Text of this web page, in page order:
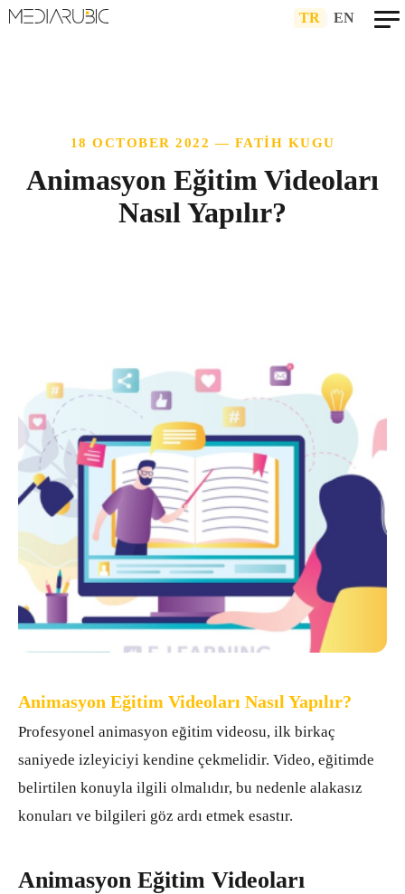
TR EN
18 OCTOBER 2022 — FATIH KUGU
Animasyon Eğitim Videoları
Nasıl Yapılır?
Animasyon Eğitim Videoları Nasıl Yapılır?
Animasyon Eğitim Videoları Nasıl Yapılır?
Profesyonel animasyon eğitim videosu, ilk birkaç
saniyede izleyiciyi kendine çekmelidir. Video, eğitimde
belirtilen konuyla ilgili olmalıdır, bu nedenle alakasız
konuları ve bilgileri göz ardı etmek esastır.
Animasyon Eğitim Videoları